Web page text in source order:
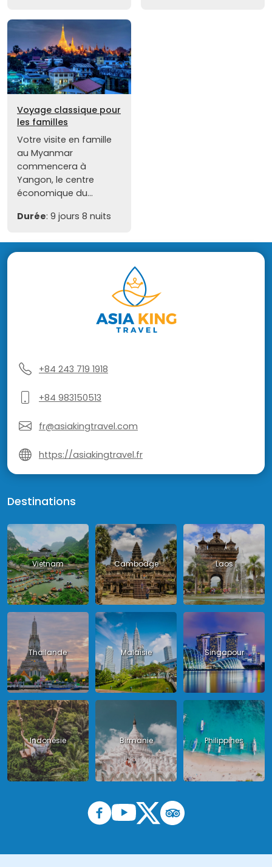
Voyage classique pour
les familles
Votre visite en famille
au Myanmar
commencera à
Yangon, le centre
économique du...
Durée: 9 jours 8 nuits
+84 243 719 1918
+84 983150513
fr@asiakingtravel.com
https://asiakingtravel.fr
Destinations
Vietnam Cambodge Laos
Thailande Malaisie Singapour
Indonésie Birmanie Philippines